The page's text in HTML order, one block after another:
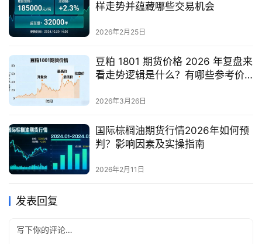
样走势并蕴藏哪些交易机会
2026年2月25日
豆粕 1801 期货价格 2026 年复盘来
看走势逻辑是什么？有哪些参考价
2026年3月26日
国际棕榈油期货行情2026年如何预
判？影响因素及实操指南
2026年2月11日
发表回复